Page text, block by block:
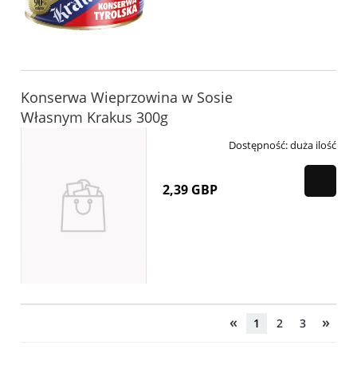
Konserwa Wieprzowina w Sosie
Własnym Krakus 300g
Dostępność:duża ilość
2,39 GBP
« 1 2 3 »